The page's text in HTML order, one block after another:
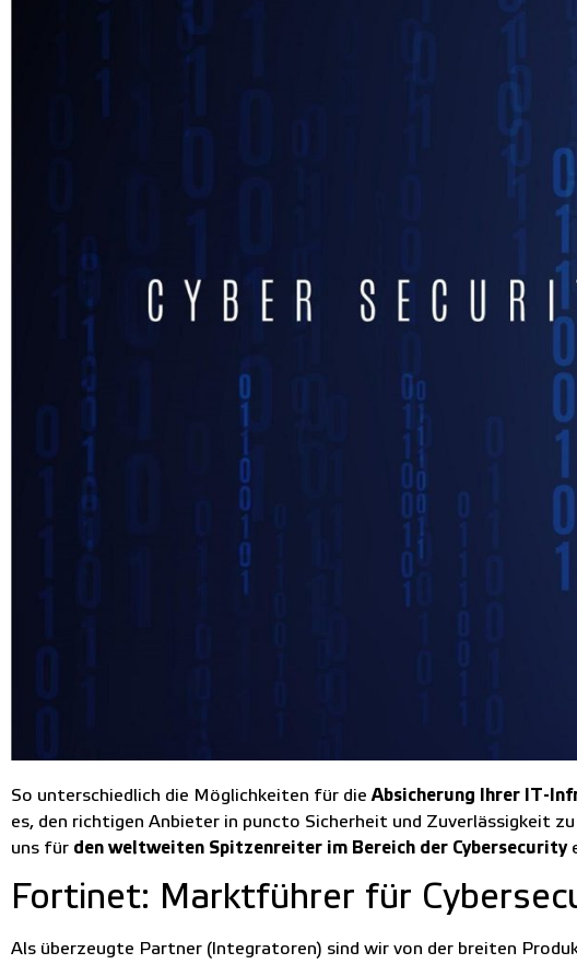
So unterschiedlich die Möglichkeiten für dieAbsicherung Ihrer IT-
es, den richtigen Anbieter in puncto Sicherheit und Zuverlässigkeit
uns für den weltweiten Spitzenreiter im Bereich der Cybersecurity
Fortinet: Marktführer für
Als überzeugte Partner (Integratoren) sind wir von der breiten